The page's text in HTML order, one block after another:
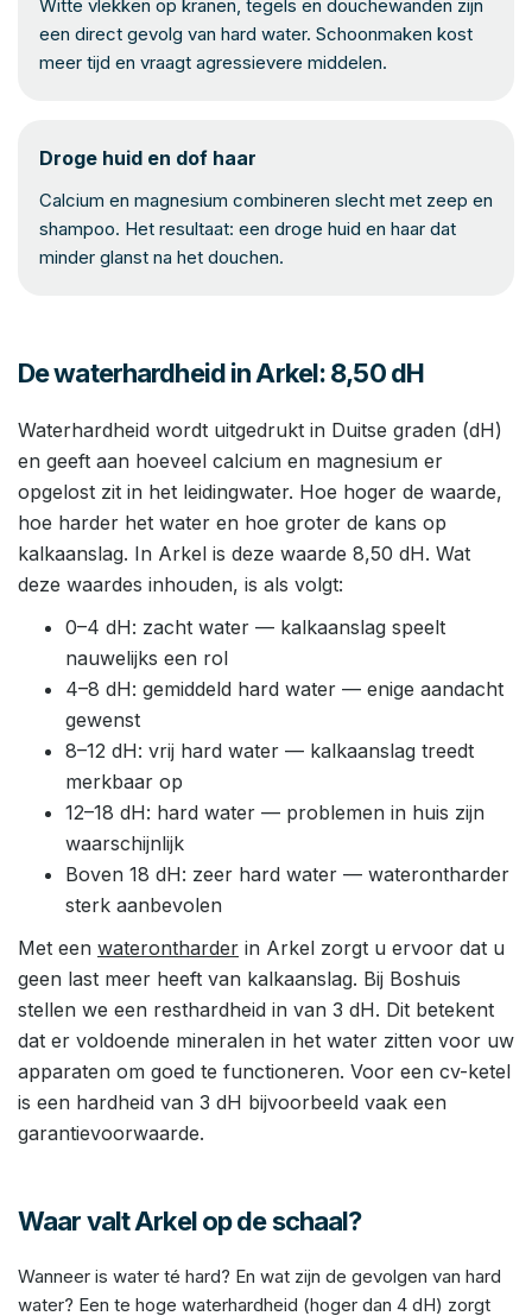
Witte vlekken op kranen, tegels en douchewanden zijn
een direct gevolg van hard water. Schoonmaken kost
meer tijd en vraagt agressievere middelen.
Droge huid en dof haar
Calcium en magnesium combineren slecht met zeep en
shampoo. Het resultaat: een droge huid en haar dat
minder glanst na het douchen.
De waterhardheid in Arkel: 8,50 dH
Waterhardheid wordt uitgedrukt in Duitse graden (dH)
en geeft aan hoeveel calcium en magnesium er
opgelost zit in het leidingwater. Hoe hoger de waarde,
hoe harder het water en hoe groter de kans op
kalkaanslag. In Arkel is deze waarde 8,50 dH. Wat
deze waardes inhouden, is als volgt:
0–4 dH: zacht water — kalkaanslag speelt
nauwelijks een rol
4–8 dH: gemiddeld hard water — enige aandacht
gewenst
8–12 dH: vrij hard water — kalkaanslag treedt
merkbaar op
12–18 dH: hard water — problemen in huis zijn
waarschijnlijk
Boven 18 dH: zeer hard water — waterontharder
sterk aanbevolen
Met een waterontharder in Arkel zorgt u ervoor dat u
geen last meer heeft van kalkaanslag. Bij Boshuis
stellen we een resthardheid in van 3 dH. Dit betekent
dat er voldoende mineralen in het water zitten voor uw
apparaten om goed te functioneren. Voor een cv-ketel
is een hardheid van 3 dH bijvoorbeeld vaak een
garantievoorwaarde.
Waar valt Arkel op de schaal?
Wanneer is water té hard? En wat zijn de gevolgen van hard
water? Een te hoge waterhardheid (hoger dan 4 dH) zorgt